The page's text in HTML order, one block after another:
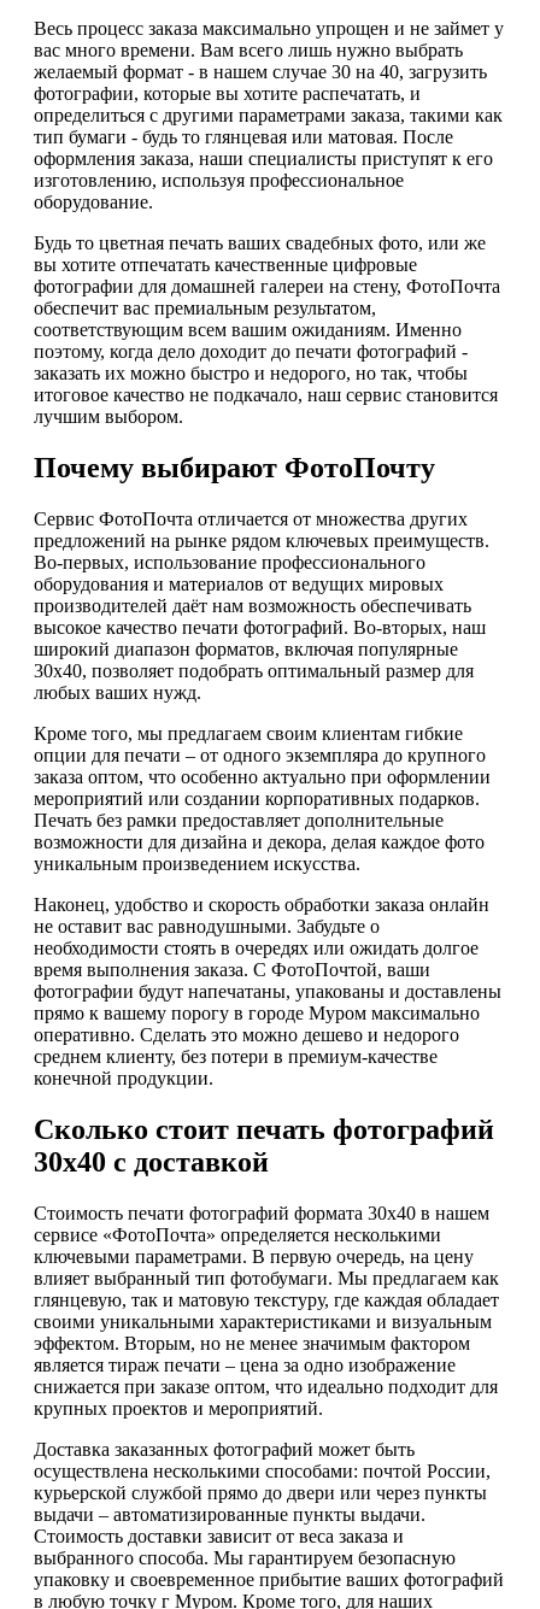
Весь процесс заказа максимально упрощен и не займет у
вас много времени. Вам всего лишь нужно выбрать
желаемый формат - в нашем случае 30 на 40, загрузить
фотографии, которые вы хотите распечатать, и
определиться с другими параметрами заказа, такими как
тип бумаги - будь то глянцевая или матовая. После
оформления заказа, наши специалисты приступят к его
изготовлению, используя профессиональное
оборудование.
Будь то цветная печать ваших свадебных фото, или же
вы хотите отпечатать качественные цифровые
фотографии для домашней галереи на стену, ФотоПочта
обеспечит вас премиальным результатом,
соответствующим всем вашим ожиданиям. Именно
поэтому, когда дело доходит до печати фотографий -
заказать их можно быстро и недорого, но так, чтобы
итоговое качество не подкачало, наш сервис становится
лучшим выбором.
Почему выбирают ФотоПочту
Сервис ФотоПочта отличается от множества других
предложений на рынке рядом ключевых преимуществ.
Во-первых, использование профессионального
оборудования и материалов от ведущих мировых
производителей даёт нам возможность обеспечивать
высокое качество печати фотографий. Во-вторых, наш
широкий диапазон форматов, включая популярные
30х40, позволяет подобрать оптимальный размер для
любых ваших нужд.
Кроме того, мы предлагаем своим клиентам гибкие
опции для печати – от одного экземпляра до крупного
заказа оптом, что особенно актуально при оформлении
мероприятий или создании корпоративных подарков.
Печать без рамки предоставляет дополнительные
возможности для дизайна и декора, делая каждое фото
уникальным произведением искусства.
Наконец, удобство и скорость обработки заказа онлайн
не оставит вас равнодушными. Забудьте о
необходимости стоять в очередях или ожидать долгое
время выполнения заказа. С ФотоПочтой, ваши
фотографии будут напечатаны, упакованы и доставлены
прямо к вашему порогу в городе Муром максимально
оперативно. Сделать это можно дешево и недорого
среднем клиенту, без потери в премиум-качестве
конечной продукции.
Сколько стоит печать фотографий
30х40 с доставкой
Стоимость печати фотографий формата 30х40 в нашем
сервисе «ФотоПочта» определяется несколькими
ключевыми параметрами. В первую очередь, на цену
влияет выбранный тип фотобумаги. Мы предлагаем как
глянцевую, так и матовую текстуру, где каждая обладает
своими уникальными характеристиками и визуальным
эффектом. Вторым, но не менее значимым фактором
является тираж печати – цена за одно изображение
снижается при заказе оптом, что идеально подходит для
крупных проектов и мероприятий.
Доставка заказанных фотографий может быть
осуществлена несколькими способами: почтой России,
курьерской службой прямо до двери или через пункты
выдачи – автоматизированные пункты выдачи.
Стоимость доставки зависит от веса заказа и
выбранного способа. Мы гарантируем безопасную
упаковку и своевременное прибытие ваших фотографий
в любую точку г Муром. Кроме того, для наших